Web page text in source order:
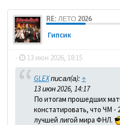
RE: ЛЕТО 2026
Гипсик
- 13 июн 2026, 18:15
GLEXписал(а): ↑
13 июн 2026, 14:17
По итогам прошедших
констатировать, что ЧМ -
лучшей лигой мира ФНЛ.